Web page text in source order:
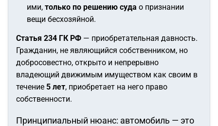
ими, только по решению суда о признании
вещи бесхозяйной.
Статья 234 ГК РФ — приобретательная давность.
Гражданин, не являющийся собственником, но
добросовестно, открыто и непрерывно
владеющий движимым имуществом как своим в
течение 5 лет, приобретает на него право
собственности.
Принципиальный нюанс: автомобиль — это